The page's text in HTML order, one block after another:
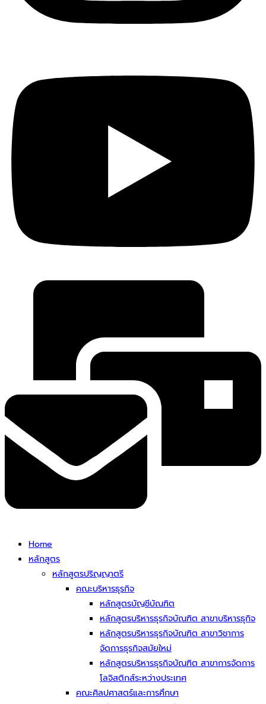
Home
หลักสูตร
หลักสูตรปริญญาตรี
คณะบริหารธุรกิจ
หลักสูตรบัญชีบัณฑิต
หลักสูตรบริหารธุรกิจบัณฑิต สาขาบริหารธุกิจ
หลักสูตรบริหารธุรกิจบัณฑิต สาขาวิชาการ
จัดการธุรกิจสมัยใหม่
หลักสูตรบริหารธุรกิจบัณฑิต สาขาการจัดการ
โลจิสติกส์ระหว่างประเทศ
คณะศิลปศาสตร์และการศึกษา